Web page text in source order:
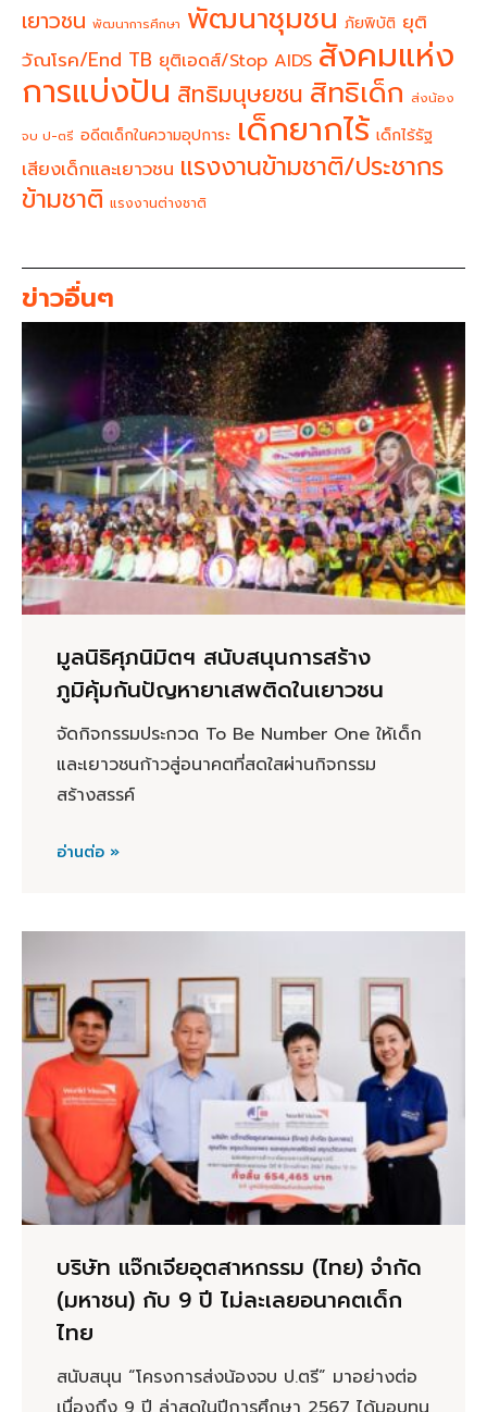
เยาวชน พัฒนาการศึกษา พัฒนาชุมชน ภัยพิบัติ ยุติ
วัณโรค/End TB ยุติเอดส์/Stop AIDS สังคมแห่ง
การแบ่งปัน สิทธิมนุษยชน สิทธิเด็ก ส่งน้อง
จบ ป-ตรี อดีตเด็กในความอุปการะ เด็กยากไร้ เด็กไร้รัฐ
เสียงเด็กและเยาวชน แรงงานข้ามชาติ/ประชากร
ข้ามชาติ แรงงานต่างชาติ
ข่าวอื่นๆ
มูลนิธิศุภนิมิตฯ สนับสนุนการสร้าง
ภูมิคุ้มกันปัญหายาเสพติดในเยาวชน
จัดกิจกรรมประกวด To Be Number One ให้เด็ก
และเยาวชนก้าวสู่อนาคตที่สดใสผ่านกิจกรรม
สร้างสรรค์
อ่านต่อ »
บริษัท แจ๊กเจียอุตสาหกรรม (ไทย) จำกัด
(มหาชน) กับ 9 ปี ไม่ละเลยอนาคตเด็ก
ไทย
สนับสนุน “โครงการส่งน้องจบ ป.ตรี” มาอย่างต่อ